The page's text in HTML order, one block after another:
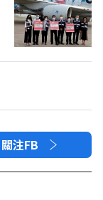
關注FB